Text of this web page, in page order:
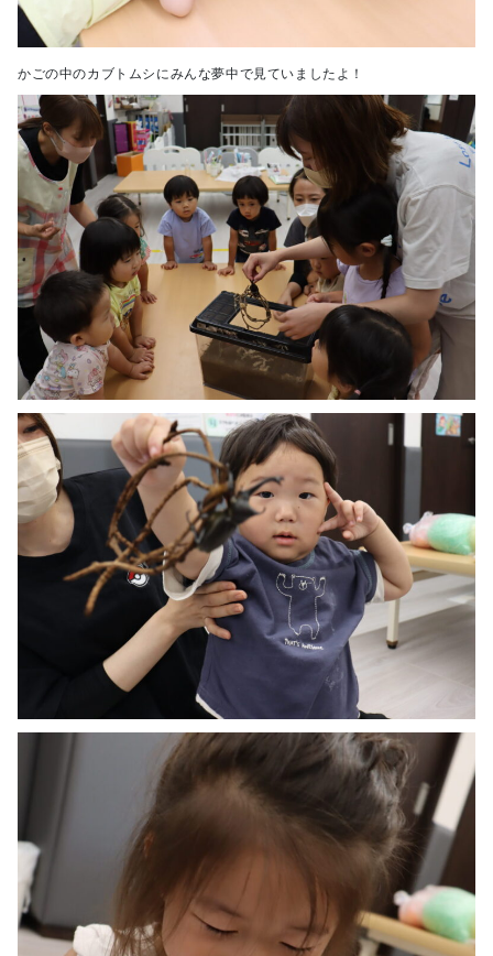
かごの中のカブトムシにみんな夢中で見ていましたよ！